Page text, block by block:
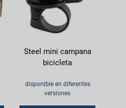
Steel mini campana
bicicleta
disponible en diferentes
versiones